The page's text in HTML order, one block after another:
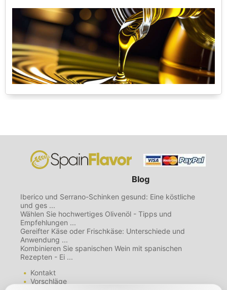
Blog
Iberico und Serrano-Schinken gesund: Eine köstliche
und ges ...
Wählen Sie hochwertiges Olivenöl - Tipps und
Empfehlungen ...
Gereifter Käse oder Frischkäse: Unterschiede und
Anwendung ...
Kombinieren Sie spanischen Wein mit spanischen
Rezepten - Ei ...
Kontakt
Vorschläge